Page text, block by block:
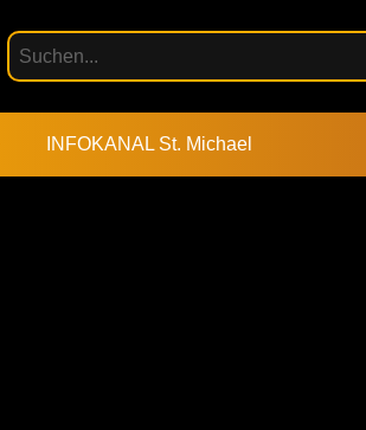
INFOKANAL St. Michael